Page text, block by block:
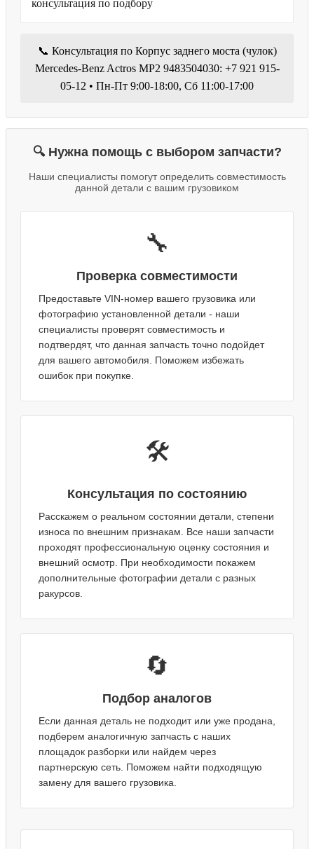
консультация по подбору
📞 Консультация по Корпус заднего моста (чулок)
Mercedes-Benz Actros MP2 9483504030: +7 921 915-
05-12 • Пн-Пт 9:00-18:00, Сб 11:00-17:00
🔍 Нужна помощь с выбором запчасти?
Наши специалисты помогут определить совместимость
данной детали с вашим грузовиком
🔧
Проверка совместимости
Предоставьте VIN-номер вашего грузовика или
фотографию установленной детали - наши
специалисты проверят совместимость и
подтвердят, что данная запчасть точно подойдет
для вашего автомобиля. Поможем избежать
ошибок при покупке.
🛠️
Консультация по состоянию
Расскажем о реальном состоянии детали, степени
износа по внешним признакам. Все наши запчасти
проходят профессиональную оценку состояния и
внешний осмотр. При необходимости покажем
дополнительные фотографии детали с разных
ракурсов.
🔄
Подбор аналогов
Если данная деталь не подходит или уже продана,
подберем аналогичную запчасть с наших
площадок разборки или найдем через
партнерскую сеть. Поможем найти подходящую
замену для вашего грузовика.